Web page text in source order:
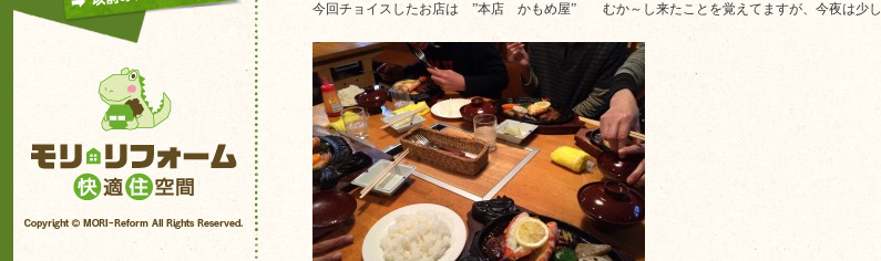
今回チョイスしたお店は ”本店 かもめ屋” むか～し来たことを覚えてますが、今夜は少し